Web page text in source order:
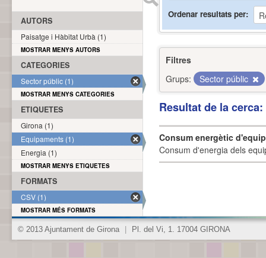
Ordenar resultats per
Filtres
Grups:
Sector públic
Resultat de la
Consum energètic
Consum d'energia dels
AUTORS
Paisatge i Hàbitat Urbà (1)
MOSTRAR MENYS AUTORS
CATEGORIES
Sector públic (1)
MOSTRAR MENYS CATEGORIES
ETIQUETES
Girona (1)
Equipaments (1)
Energia (1)
MOSTRAR MENYS ETIQUETES
FORMATS
CSV (1)
MOSTRAR MÉS FORMATS
© 2013 Ajuntament de Girona Pl. del Vi, 1. 17004 GIRONA